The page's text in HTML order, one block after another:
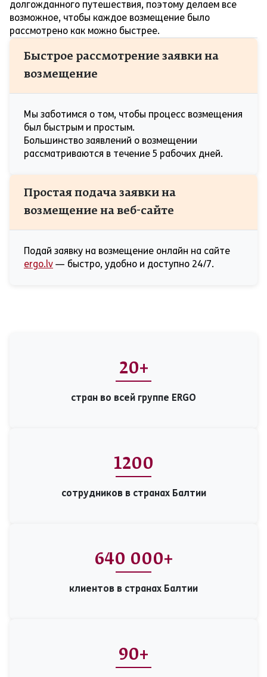
долгожданного путешествия, поэтому делаем все
возможное, чтобы каждое возмещение было
рассмотрено как можно быстрее.
Быстрое рассмотрение заявки на
возмещение
Мы заботимся о том, чтобы процесс возмещения
был быстрым и простым.
Большинство заявлений о возмещении
рассматриваются в течение 5 рабочих дней.
Простая подача заявки на
возмещение на веб-сайте
Подай заявку на возмещение онлайн на сайте
ergo.lv — быстро, удобно и доступно 24/7.
20+
стран во всей группе ERGO
1200
сотрудников в странах Балтии
640 000+
клиентов в странах Балтии
90+